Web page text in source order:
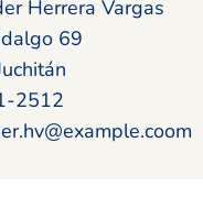
Herrera Vargas
69
2512